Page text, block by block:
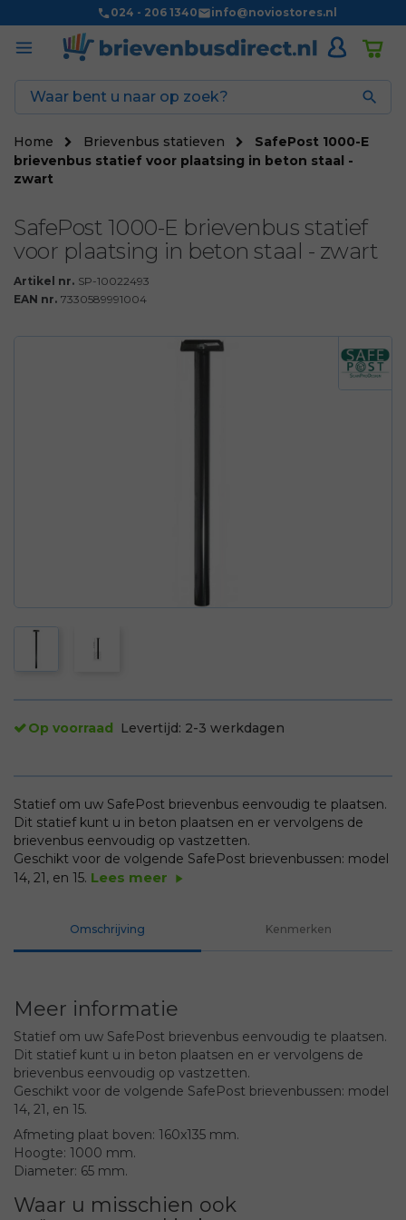
024 - 206 1340 info@noviostores.nl

Home Brievenbus statieven
SafePost 1000-E
brievenbus statief voor plaatsing in beton staal -
zwart
SafePost 1000-E brievenbus statief
voor plaatsing in beton staal - zwart
Artikel nr. SP-10022493
EAN nr. 7330589991004
Op voorraad Levertijd: 2-3 werkdagen
Statief om uw SafePost brievenbus eenvoudig te plaatsen.
Dit statief kunt u in beton plaatsen en er vervolgens de
brievenbus eenvoudig op vastzetten.
Geschikt voor de volgende SafePost brievenbussen: model
14, 21, en 15. Lees meer play_arrow
Omschrijving Kenmerken
Meer informatie
Statief om uw SafePost brievenbus eenvoudig te plaatsen.
Dit statief kunt u in beton plaatsen en er vervolgens de
brievenbus eenvoudig op vastzetten.
Geschikt voor de volgende SafePost brievenbussen: model
14, 21, en 15.
Afmeting plaat boven: 160x135 mm.
Hoogte: 1000 mm.
Diameter: 65 mm.
Waar u misschien ook